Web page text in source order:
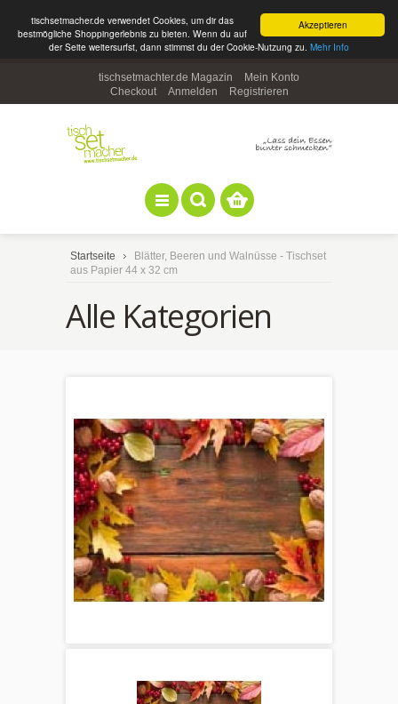
Akzeptieren
tischsetmacher.de verwendet Cookies, um dir das
bestmögliche Shoppingerlebnis zu bieten. Wenn du auf
der Seite weitersurfst, dann stimmst du der Cookie-Nutzung zu. Mehr Info
tischsetmachter.de Magazin
Mein Konto
Checkout
Anmelden Registrieren
Startseite
Blätter, Beeren und Walnüsse - Tischset
aus Papier 44 x 32 cm
Alle Kategorien